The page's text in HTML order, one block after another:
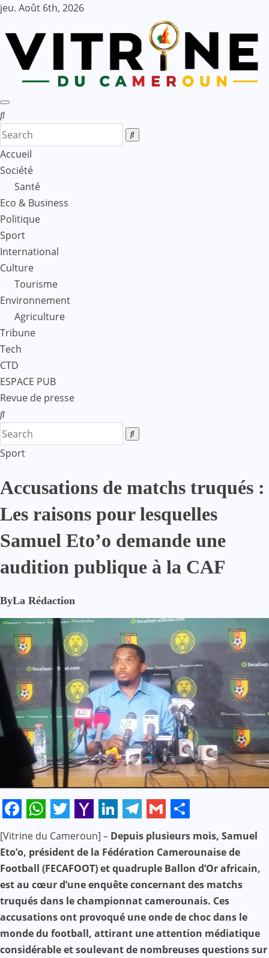
Skip
content
jeu. Août 6th, 2026
Accueil
Société
Santé
Eco & Business
Politique
Sport
International
Culture
Tourisme
Environnement
Agriculture
Tribune
Tech
CTD
ESPACE PUB
Revue de presse
Sport
Accusations de matchs truqués :
Les raisons pour lesquelles
Samuel Eto’o demande une
audition publique à la CAF
ByLa Rédaction
Facebook
WhatsApp
Twitter
Yahoo
Mail
LinkedIn
Telegram
Gmail
Share
[Vitrine du Cameroun] – Depuis plusieurs mois, Samuel
Eto’o, président de la Fédération Camerounaise de
Football (FECAFOOT) et quadruple Ballon d’Or africain,
est au cœur d’une enquête concernant des matchs
truqués dans le championnat camerounais. Ces
accusations ont provoqué une onde de choc dans le
monde du football, attirant une attention médiatique
considérable et soulevant de nombreuses questions sur